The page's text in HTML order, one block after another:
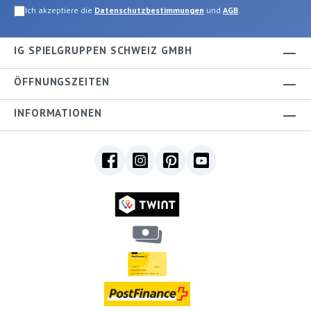
Ich akzeptiere die Datenschutzbestimmungen und AGB.
IG SPIELGRUPPEN SCHWEIZ GMBH
ÖFFNUNGSZEITEN
INFORMATIONEN